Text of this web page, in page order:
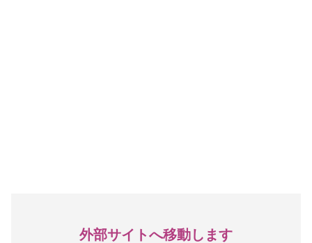
外部サイトへ移動します